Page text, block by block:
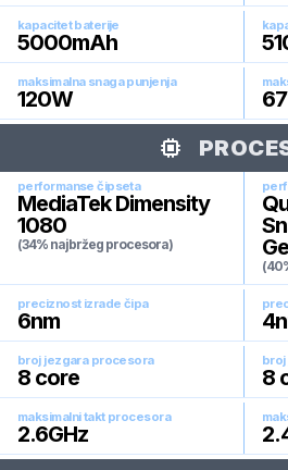
kapacitet baterije
5000mAh
maksimalna snaga punjenja
120W 67
performanse čipseta
MediaTek Dimensity
1080
(34% najbržeg procesora)
preciznost izrade čipa
6nm 4
broj jezgara procesora
8 core 8
maksimalni takt procesora
2.6GHz